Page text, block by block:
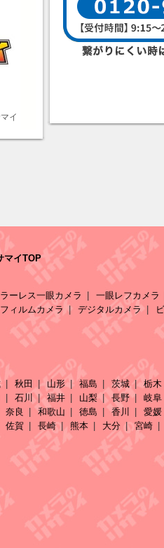
イ
マイTOP
ラーレス一眼カメラ
一眼レフカメラ
フィルムカメラ デジタルカメラ
秋田 山形 福島 茨城 栃木
石川 福井 山梨 長野 岐阜
奈良 和歌山 徳島 香川 愛媛
佐賀 長崎 熊本 大分 宮崎